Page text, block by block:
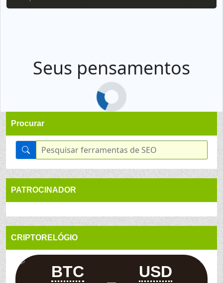
Seus pensamentos
Procurar
PATROCINADOR
CRIPTORELÓGIO